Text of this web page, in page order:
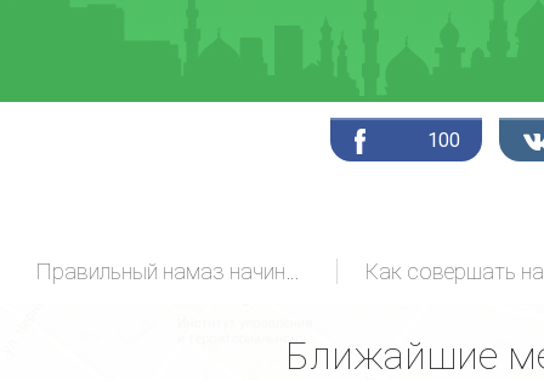
100
Правильный намаз начинающих Как совершать
Ближайшие